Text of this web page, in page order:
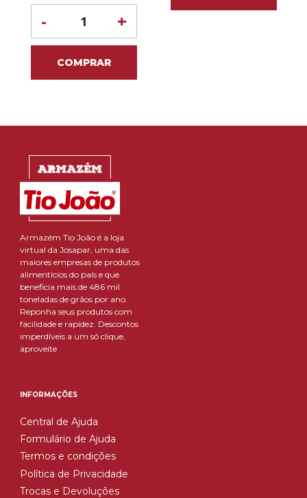
+
-
COMPRAR
Armazém Tio João é a loja
virtual da Josapar, uma das
maiores empresas de produtos
alimentícios do país e que
beneficia mais de 486 mil
toneladas de grãos por ano.
Reponha seus produtos com
facilidade e rapidez. Descontos
imperdíveis a um só clique,
aproveite
INFORMAÇÕES
Central de Ajuda
Formulário de Ajuda
Termos e condições
Política de Privacidade
Trocas e Devoluções